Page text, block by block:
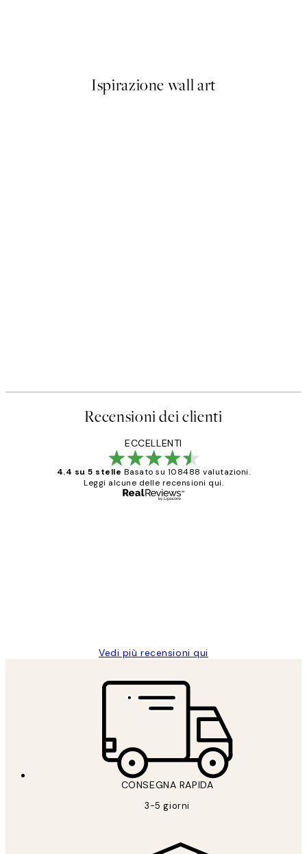
Ispirazione wall art
Recensioni dei clienti
ECCELLENTI
4.4 su 5 stelle Basato su 108488 valutazioni.
Leggi alcune delle recensioni qui.
Vedi più recensioni qui
CONSEGNA RAPIDA
3-5 giorni